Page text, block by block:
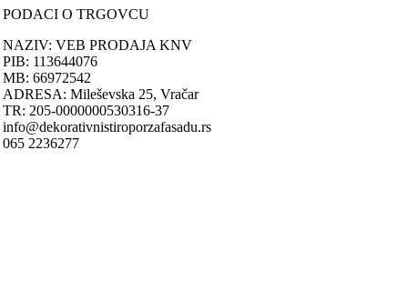
PODACI O TRGOVCU
NAZIV: VEB PRODAJA KNV
PIB: 113644076
MB: 66972542
ADRESA: Mileševska 25, Vračar
TR: 205-0000000530316-37
info@dekorativnistiroporzafasadu.rs
065 2236277